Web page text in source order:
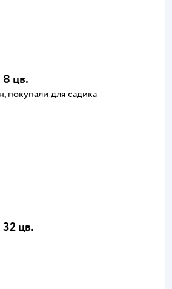
цв.
покупали для садика
цв.